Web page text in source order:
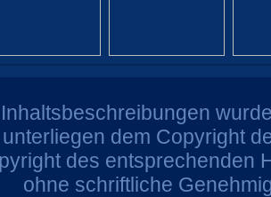
Inhaltsbeschreibungen
unterliegen dem Copyright
des entsprechenden
ohne schriftliche